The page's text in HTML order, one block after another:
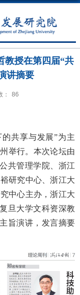
教授在第四届“共
讲摘要
86
共享与发展”为主
举行。本次论坛由
共管理学院、浙江
研究中心、浙江大
中心主办，浙江大
旦大学文科资深教
旨演讲，发言摘要